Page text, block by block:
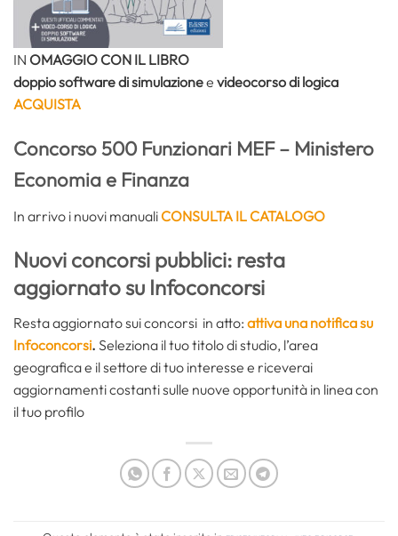
IN OMAGGIO CON IL LIBRO
doppio software di simulazionee videocorso di logica
ACQUISTA
Concorso 500 Funzionari MEF – Ministero
Economia e Finanza
In arrivo i nuovi manualiCONSULTA IL CATALOGO
Nuovi concorsi pubblici: resta
aggiornato su Infoconcorsi
Resta aggiornato sui concorsi in atto: attiva una notifica su
Infoconcorsi. Seleziona il tuo titolo di studio, l’area
geografica e il settore di tuo interesse e riceverai
aggiornamenti costanti sulle nuove opportunità in linea con
il tuo profilo